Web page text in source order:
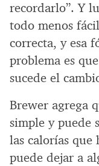
recordarlo”. Y
todo menos
correcta, y esa
problema es
sucede el
Brewer agrega
simple y puede
las calorías que
puede dejar a